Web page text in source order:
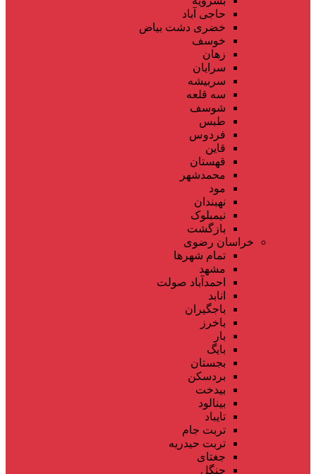
حاجی آباد
خضری دشت بیاض
خوسف
زهان
سرایان
سربیشه
سه قلعه
شوسف
طبس
فردوس
قاین
قهستان
محمدشهر
مود
نهبندان
نیمبلوک
بازگشت
خراسان رضوی
تمام شهر‌ها
مشهد
احمدآباد صولت
انابد
باجگیران
باخرز
بار
بایگ
بجستان
بردسکن
بیدخت
بینالود
تایباد
تربت جام
تربت حیدریه
جغتای
جنگل